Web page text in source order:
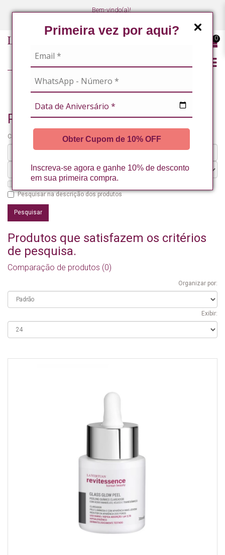
Primeira vez por aqui?
Obter Cupom de 10% OFF
Inscreva-se agora e ganhe 10% de desconto
em sua primeira compra.
Bem-vindo(a)!
0
Pesquisando por
Critérios da pesquisa:
Pesquisar nos subdepartamentos
Pesquisar na descrição dos produtos
Produtos que satisfazem os critérios
de pesquisa.
Comparação de produtos (0)
Organizar por:
Exibir: